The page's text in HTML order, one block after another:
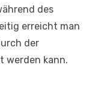
des
erreicht man
der
werden kann.